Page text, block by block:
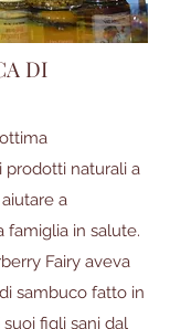
DI
naturali a
a
famiglia in salute.
Fairy aveva
sambuco fatto in
figli sani dal